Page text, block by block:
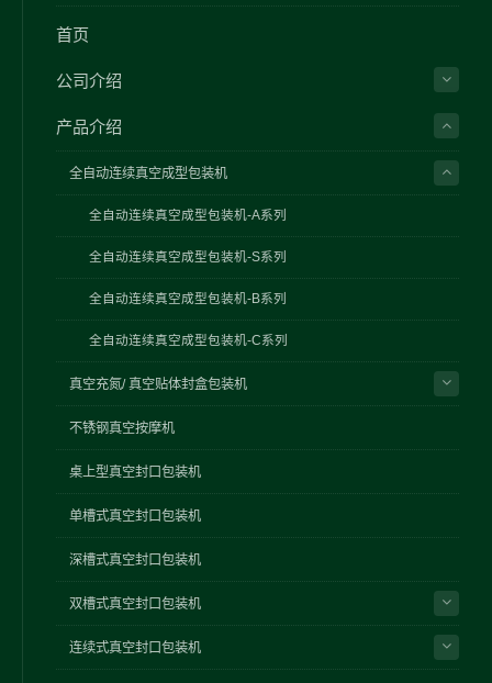
首页
公司介绍
产品介绍
全自动连续真空成型包装机
全自动连续真空成型包装机-A系列
全自动连续真空成型包装机-S系列
全自动连续真空成型包装机-B系列
全自动连续真空成型包装机-C系列
真空充氮/ 真空贴体封盒包装机
不锈钢真空按摩机
桌上型真空封口包装机
单槽式真空封口包装机
深槽式真空封口包装机
双槽式真空封口包装机
连续式真空封口包装机